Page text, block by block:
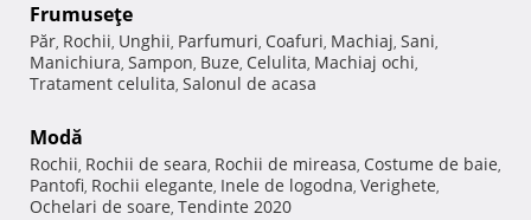
Frumuseţe
Păr, Rochii, Unghii, Parfumuri, Coafuri, Machiaj, Sani,
Manichiura, Sampon, Buze, Celulita, Machiaj ochi,
Tratament celulita, Salonul de acasa
Modă
Rochii, Rochii de seara, Rochii de mireasa, Costume de baie,
Pantofi, Rochii elegante, Inele de logodna, Verighete,
Ochelari de soare, Tendinte 2020